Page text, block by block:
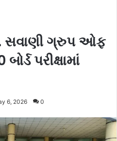
સવાણી ગ્રુપ ઓફ
પરીક્ષામાં
6, 2026 0